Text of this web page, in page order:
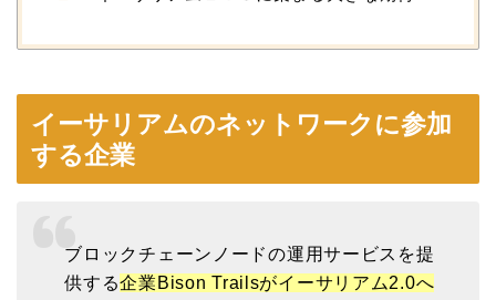
イーサリアムのネットワークに参加
する企業
ブロックチェーンノードの運用サービスを提
供する企業Bison Trailsがイーサリアム2.0へ